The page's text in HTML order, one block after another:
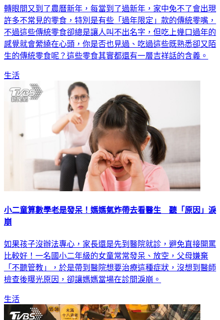
轉眼間又到了農曆新年，每當到了過新年，家中免不了會出現
許多不常見的零食，特別是有些「過年限定」款的傳統零嘴，
不過這些傳統零食卻總是讓人叫不出名字，但吃上幾口過年的
感覺就會縈繞在心頭，你是否也見過、吃過這些既熟悉卻又陌
生的傳統零食呢？這些零食其實都還有一層吉祥話的含義。
生活
小二童算數學老是發呆！媽媽氣炸帶去看醫生 聽「原因」淚
崩
如果孩子沒辦法專心，家長還是先到醫院就診，避免直接開罵
比較好！一名國小二年級的女童常常發呆、放空，父母嫌棄
「不聽管教」，於是帶到醫院想要治療這種症狀，沒想到醫師
檢查後曝光原因，卻讓媽媽當場在診間淚崩。
生活